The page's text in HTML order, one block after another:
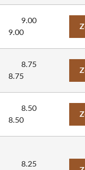
9.00
9.00
8.75
8.75
8.50
8.50
8.25